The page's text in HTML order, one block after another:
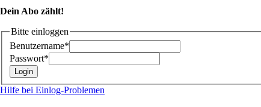
Dein Abo zählt!
Bitte einloggen
Benutzername*
Passwort*
Hilfe bei Einlog-Problemen